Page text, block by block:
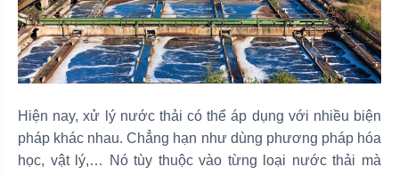
Hiện nay, xử lý nước thải có thể áp dụng với nhiều biện
pháp khác nhau. Chẳng hạn như dùng phương pháp hóa
học, vật lý,… Nó tùy thuộc vào từng loại nước thải mà